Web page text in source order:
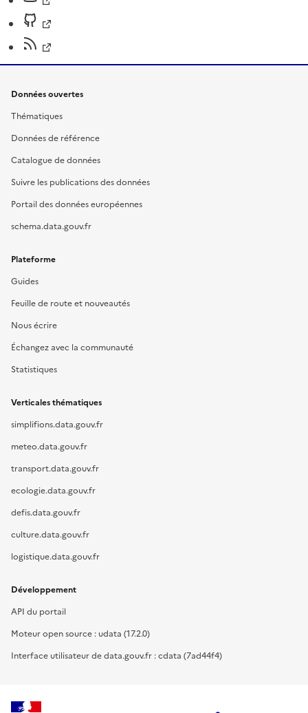
Données ouvertes
Thématiques
Données de référence
Catalogue de données
Suivre les publications des données
Portail des données européennes
schema.data.gouv.fr
Plateforme
Guides
Feuille de route et nouveautés
Nous écrire
Échangez avec la communauté
Statistiques
Verticales thématiques
simplifions.data.gouv.fr
meteo.data.gouv.fr
transport.data.gouv.fr
ecologie.data.gouv.fr
defis.data.gouv.fr
culture.data.gouv.fr
logistique.data.gouv.fr
Développement
API du portail
Moteur open source : udata (17.2.0)
Interface utilisateur de data.gouv.fr : cdata (7ad44f4)